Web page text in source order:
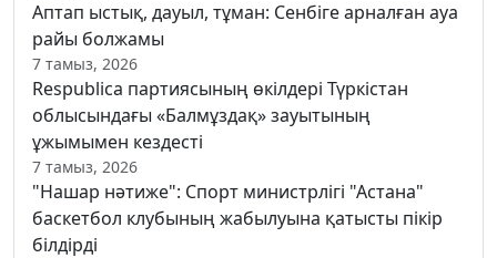
Аптап ыстық, дауыл, тұман: Сенбіге арналған ауа
райы болжамы
7 тамыз, 2026
Respublica партиясының өкілдері Түркістан
облысындағы «Балмұздақ» зауытының
ұжымымен кездесті
7 тамыз, 2026
"Нашар нәтиже": Спорт министрлігі "Астана"
баскетбол клубының жабылуына қатысты пікір
білдірді